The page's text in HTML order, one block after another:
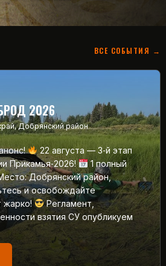
ВСЕ СОБЫТИЯ →
2026
Добрянский район
22 августа — 3‑й этап
Прикамья‑2026!
1 полный
Добрянский район,
и освобождайте
жарко!
Регламент,
взятия СУ опубликуем